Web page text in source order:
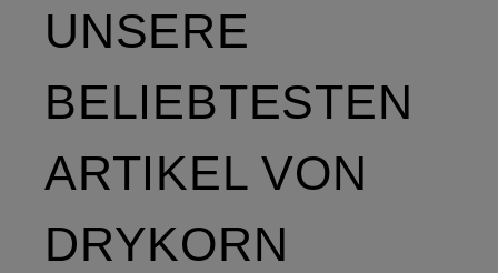
UNSERE
BELIEBTESTEN
ARTIKEL VON
DRYKORN